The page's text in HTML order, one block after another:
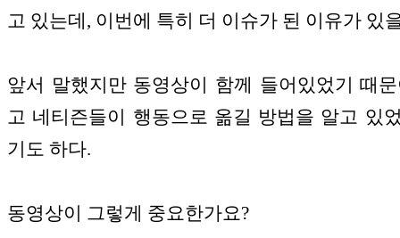
고 있는데, 이번에 특히 더 이슈가 된 이유가 있
앞서 말했지만 동영상이 함께 들어있었기 때
고 네티즌들이 행동으로 옮길 방법을 알고 있
기도 하다.
동영상이 그렇게 중요한가요?